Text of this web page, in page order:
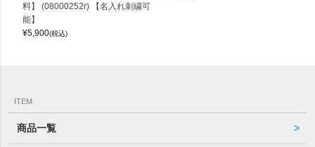
料】 (08000252r) 【名入れ刺繍可
能】
¥5,900(税込)
ITEM
商品一覧